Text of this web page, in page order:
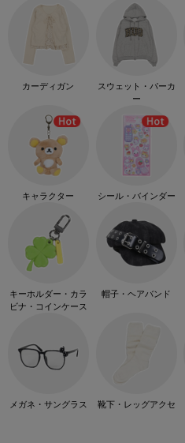
カーディガン
スウェット・パーカ
ー
キャラクター シール・バインダー
キーホルダー・カラ
ビナ・コインケース
帽子・ヘアバンド
メガネ・サングラス 靴下・レッグアクセ